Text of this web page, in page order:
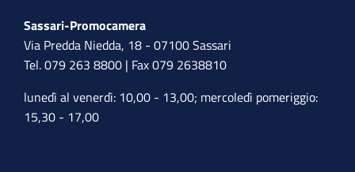
Sassari-Promocamera
Via Predda Niedda, 18 - 07100 Sassari
Tel. 079 263 8800 | Fax 079 2638810
lunedì al venerdì: 10,00 - 13,00; mercoledì pomeriggio:
15,30 - 17,00